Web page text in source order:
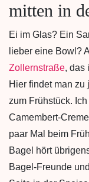
mitten in
Ei im Glas? Ein
lieber eine Bowl?
Zollernstraße, das
Hier findet man zu
zum Frühstück.
Camembert-
paar Mal beim
Bagel hört
Bagel-Freunde